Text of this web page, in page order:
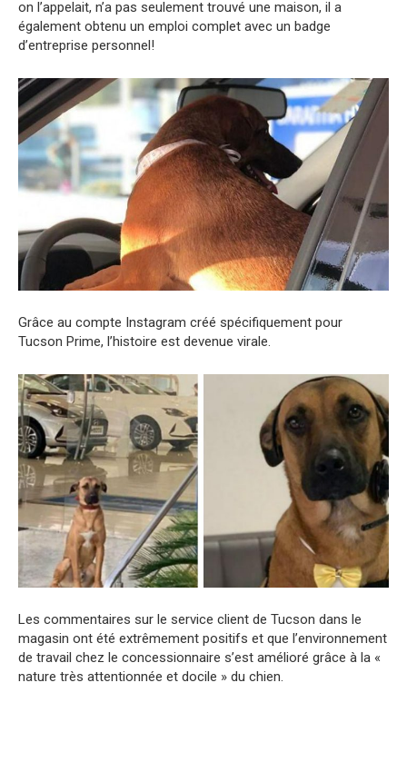
on l’appelait, n’a pas seulement trouvé une maison, il a
également obtenu un emploi complet avec un badge
d’entreprise personnel!
Grâce au compte Instagram créé spécifiquement pour
Tucson Prime, l’histoire est devenue virale.
Les commentaires sur le service client de Tucson dans le
magasin ont été extrêmement positifs et que l’environnement
de travail chez le concessionnaire s’est amélioré grâce à la «
nature très attentionnée et docile » du chien.